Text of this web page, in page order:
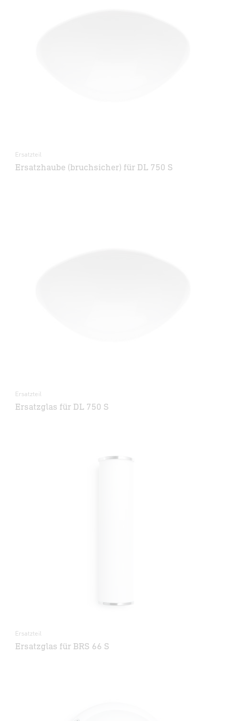
Ersatzteil
Ersatzhaube (bruchsicher) für DL 750 S
Ersatzteil
Ersatzglas für DL 750 S
Ersatzteil
Ersatzglas für BRS 66 S